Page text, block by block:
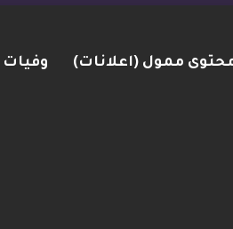
ممول (اعلانات) وفيات